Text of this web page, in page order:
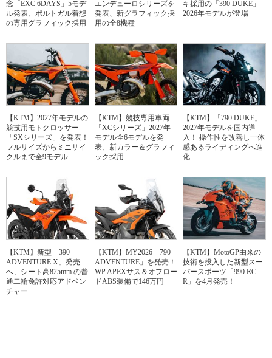
念「EXC 6DAYS」5モデ
ル発表、ポルトガル着想
の専用グラフィック採用
エンデューロシリーズを
発表、新グラフィック採
用の全8機種
キ採用の「390 DUKE」
2026年モデルが登場
【KTM】2027年モデルの
競技用モトクロッサー
「SXシリーズ」を発表！
フルサイズからミニサイ
クルまで全9モデル
【KTM】競技専用車両
「XCシリーズ」2027年
モデル全6モデルを発
表、新カラー＆グラフィ
ック採用
【KTM】「790 DUKE」
2027年モデルを国内導
入！ 操作性を改善し一体
感あるライディングへ進
化
【KTM】新型「390
ADVENTURE X」発売
へ、シート高825mm の普
通二輪免許対応アドベン
チャー
【KTM】MY2026「790
ADVENTURE」を発売！
WP APEXサス＆オフロー
ドABS装備で146万円
【KTM】MotoGP由来の
技術を投入した新型スー
パースポーツ「990 RC
R」を4月発売！